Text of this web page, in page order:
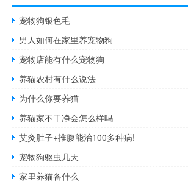
宠物狗银色毛
男人如何在家里养宠物狗
宠物店能有什么宠物狗
养猫农村有什么说法
为什么你要养猫
养猫家不干净会怎么样吗
艾灸肚子+推腹能治100多种病!
宠物狗驱虫几天
家里养猫备什么